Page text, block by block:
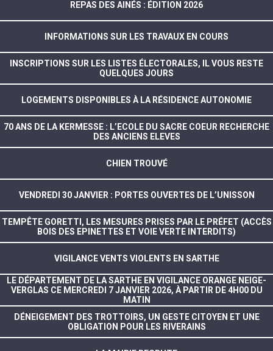
REPAS DES AINÉS : ÉDITION 2026
INFORMATIONS SUR LES TRAVAUX EN COURS
INSCRIPTIONS SUR LES LISTES ÉLECTORALES, IL VOUS RESTE
QUELQUES JOURS
LOGEMENTS DISPONIBLES À LA RÉSIDENCE AUTONOMIE
70 ANS DE LA KERMESSE : L’ECOLE DU SACRE COEUR RECHERCHE
DES ANCIENS ELEVES
CHIEN TROUVÉ
VENDREDI 30 JANVIER : PORTES OUVERTES DE L’UNISSON
TEMPÊTE GORETTI, LES MESURES PRISES PAR LE PRÉFET (ACCÈS
BOIS DES EPINETTES ET VOIE VERTE INTERDITS)
VIGILANCE VENTS VIOLENTS EN SARTHE
LE DÉPARTEMENT DE LA SARTHE EN VIGILANCE ORANGE NEIGE-
VERGLAS CE MERCREDI 7 JANVIER 2026, À PARTIR DE 4H00 DU
MATIN
DÉNEIGEMENT DES TROTTOIRS, UN GESTE CITOYEN ET UNE
OBLIGATION POUR LES RIVERAINS